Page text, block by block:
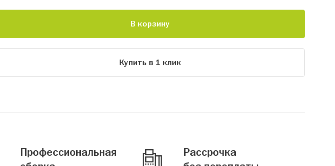
В корзину
Купить в 1 клик
Профессиональная
Рассрочка